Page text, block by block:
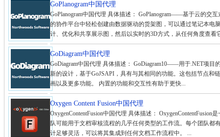
GoPlanogram中国代理
GoPlanogram中国代理 具体描述： GoPlanogram——基于云的交
的协作平台中轻松创建由数据驱动的货架图，可以通过笔记本电
计、优化和共享展示图，然后以实时的3D方式，从任何角度查看
GoDiagram中国代理
GoDiagram中国代理 具体描述： GoDiagram10——用于.NET项目
新的设计，基于GoJSAPI，具有与其相同的功能。这包括节点和
画以及更多功能。 内置的功能和交互性有助于更快...
Oxygen Content Fusion中国代理
OxygenContentFusion中国代理 具体描述：
队可能用于文档审核流程的几乎任何类型的工作流。每个团队都
计足够灵活，可以将其集成到任何文档工作流程中。 ...